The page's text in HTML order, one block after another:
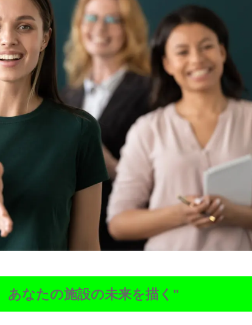
あなたの施設の未来を描く"